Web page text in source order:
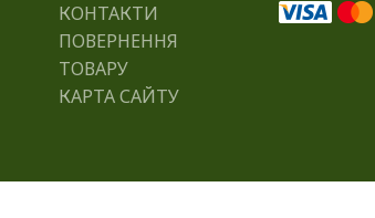
КОНТАКТИ
ПОВЕРНЕННЯ
ТОВАРУ
КАРТА САЙТУ